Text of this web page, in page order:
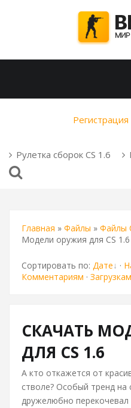
Регистрация
Рулетка сборок CS 1.6
Главная » Файлы » Файлы
Модели оружия для CS 1.6
Сортировать по: Дате ·
Комментариям · Загрузкам
СКАЧАТЬ
ДЛЯ CS 1.6
А кто откажется от
стволе? Особый тренд на
дружелюбно перекочевал